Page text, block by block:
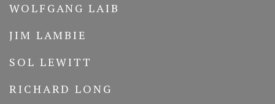
WOLFGANG LAIB
JIM LAMBIE
SOL LEWITT
RICHARD LONG